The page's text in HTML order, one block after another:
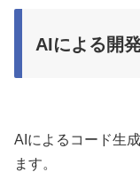
AIによる開
AIによるコード生
ます。